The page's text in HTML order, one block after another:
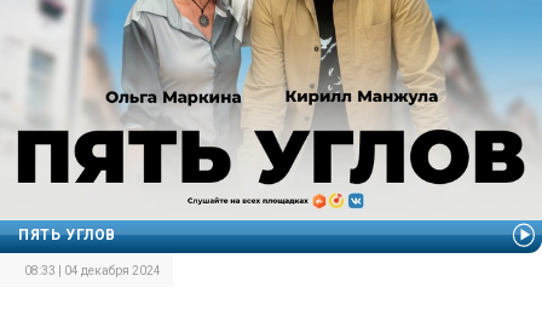
ПЯТЬ УГЛОВ
08:33 | 04 декабря 2024